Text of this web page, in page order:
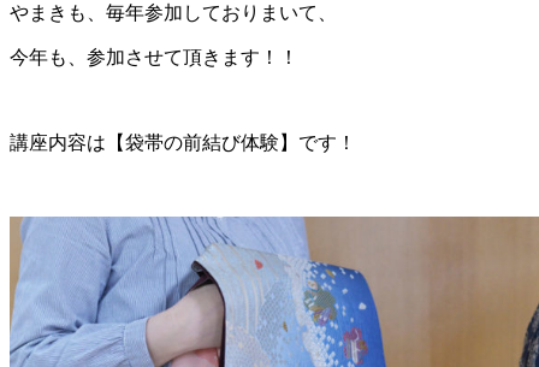
やまきも、毎年参加しておりまいて、
今年も、参加させて頂きます！！
講座内容は【袋帯の前結び体験】です！